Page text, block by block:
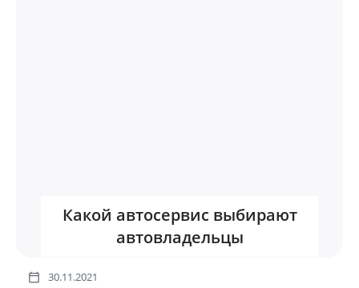
Какой автосервис выбирают
автовладельцы
30.11.2021